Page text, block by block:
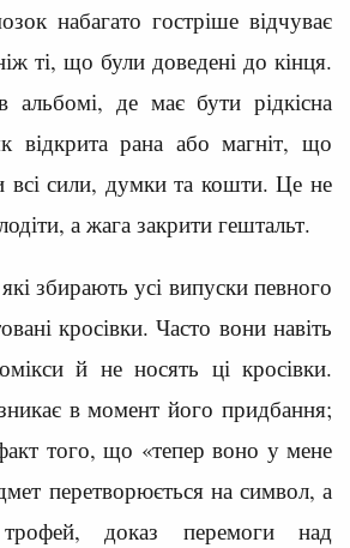
набагато гостріше відчуває
ті, що були доведені до кінця.
де має бути рідкісна
відкрита рана або магніт, що
всі сили, думки та кошти. Це не
а жага закрити гештальт.
збирають усі випуски певного
кросівки. Часто вони навіть
й не носять ці кросівки.
в момент його придбання;
того, що «тепер воно у мене
перетворюється на символ, а
доказ перемоги над